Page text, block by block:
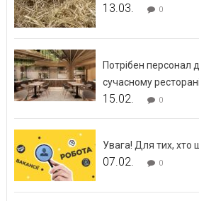
13.03. 0
Потрібен персонал
сучасному
15.02. 0
Увага! Для тих, хто
07.02. 0